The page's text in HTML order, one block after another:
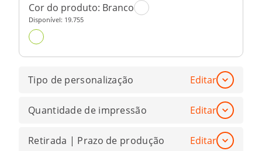
Cor do produto: Branco
Disponível: 19.755
Tipo de personalização Editar
Quantidade de impressão Editar
Retirada | Prazo de produção Editar